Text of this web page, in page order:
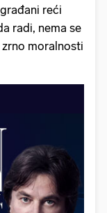
reći
radi, nema se
moralnosti